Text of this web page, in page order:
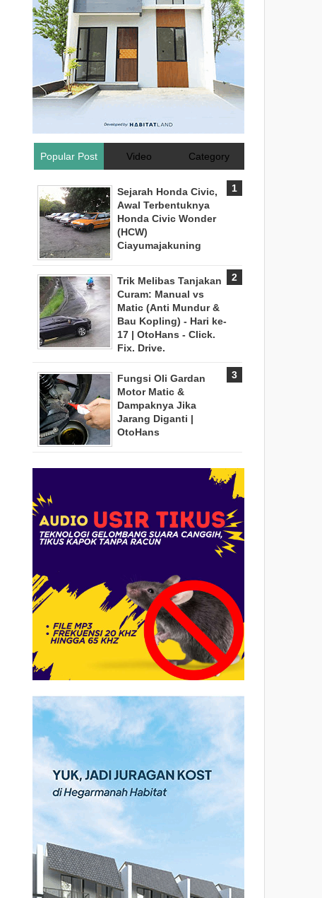
Popular Post Video Category
Sejarah Honda Civic,
Awal Terbentuknya
Honda Civic Wonder
(HCW)
Ciayumajakuning
Trik Melibas Tanjakan
Curam: Manual vs
Matic (Anti Mundur &
Bau Kopling) - Hari ke-
17 | OtoHans - Click.
Fix. Drive.
Fungsi Oli Gardan
Motor Matic &
Dampaknya Jika
Jarang Diganti |
OtoHans